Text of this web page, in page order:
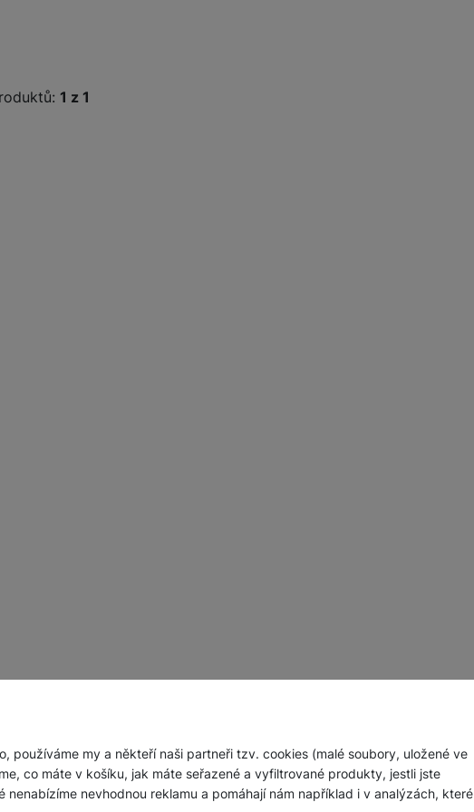
používáme my a někteří naši partneři tzv. cookies (malé soubory, uložené ve
co máte v košíku, jak máte seřazené a vyfiltrované produkty, jestli jste
nenabízíme nevhodnou reklamu a pomáhají nám například i v analýzách, které
z 1